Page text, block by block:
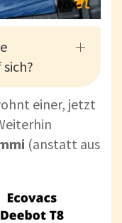
einer, jetzt
(anstatt aus